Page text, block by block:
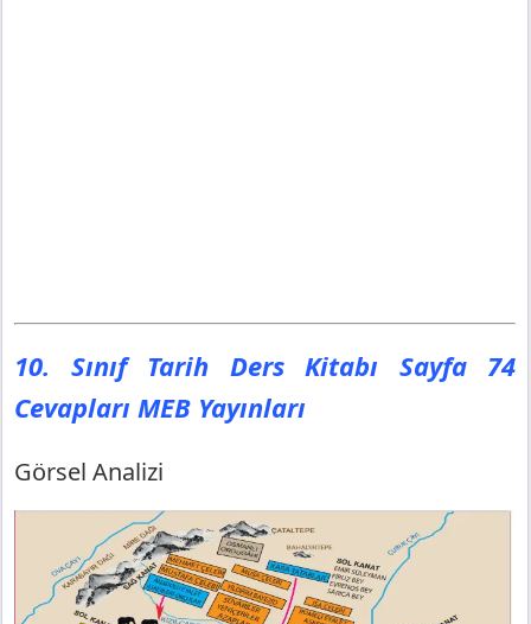
10. Sınıf Tarih Ders Kitabı Sayfa 74
Cevapları MEB Yayınları
Görsel Analizi